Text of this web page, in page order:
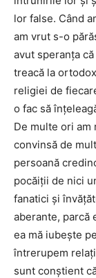
lor false. Când
am vrut s-o
avut speranța
treacă la
religiei de
o fac să
De multe ori
convinsă de
persoană
pocăiții de nici
fanatici și
aberante, parcă
ea mă iubește
întrerupem
sunt conștient